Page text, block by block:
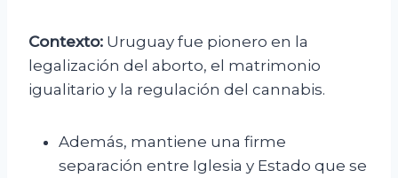
Contexto: Uruguay fue pionero en la
legalización del aborto, el matrimonio
igualitario y la regulación del cannabis.
Además, mantiene una firme
separación entre Iglesia y Estado que se